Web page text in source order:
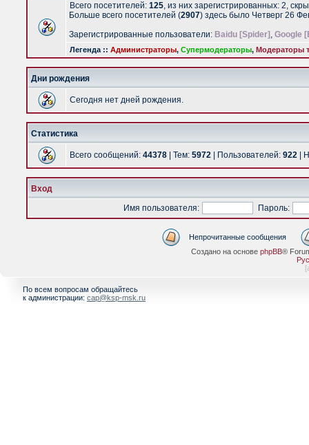
Всего посетителей: 125, из них зарегистрированных: 2,
Больше всего посетителей (2907) здесь было Четверг 26
Зарегистрированные пользователи: Baidu [Spider] , Google
Легенда :: Администраторы, Супермодераторы, Модераторы
Дни рождения
Сегодня нет дней рождения.
Статистика
Всего сообщений: 44378 | Тем: 5972 | Пользователей: 922 |
Вход
Имя пользователя:
Пароль:
Непрочитанные сообщения
Создано на основе phpBB®
[
По всем вопросам обращайтесь
к администрации: cap@ksp-msk.ru